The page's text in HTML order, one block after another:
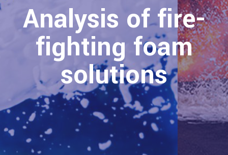
Analysis of fire-
fighting foam
solutions